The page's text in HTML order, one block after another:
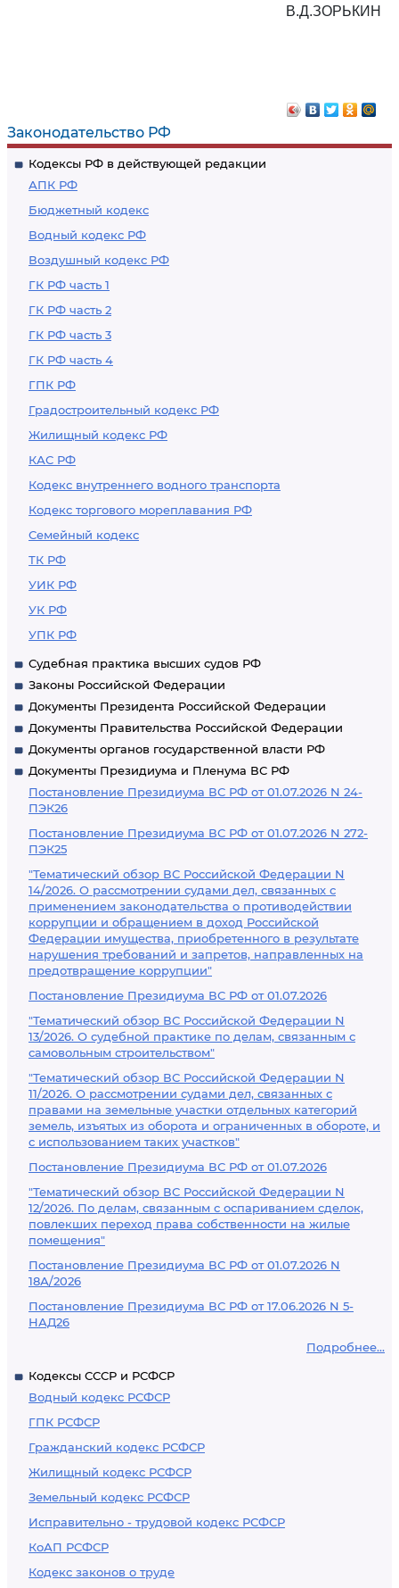
Законодательство РФ
Кодексы РФ в действующей редакции
АПК РФ
Бюджетный кодекс
Водный кодекс РФ
Воздушный кодекс РФ
ГК РФ часть 1
ГК РФ часть 2
ГК РФ часть 3
ГК РФ часть 4
ГПК РФ
Градостроительный кодекс РФ
Жилищный кодекс РФ
КАС РФ
Кодекс внутреннего водного транспорта
Кодекс торгового мореплавания РФ
Семейный кодекс
ТК РФ
УИК РФ
УК РФ
УПК РФ
Судебная практика высших судов РФ
Законы Российской Федерации
Документы Президента Российской Федерации
Документы Правительства Российской Федерации
Документы органов государственной власти РФ
Документы Президиума и Пленума ВС РФ
Постановление Президиума ВС РФ от 01.07.2026 N 24-
ПЭК26
Постановление Президиума ВС РФ от 01.07.2026 N 272-
ПЭК25
"Тематический обзор ВС Российской Федерации N
14/2026. О рассмотрении судами дел, связанных с
применением законодательства о противодействии
коррупции и обращением в доход Российской
Федерации имущества, приобретенного в результате
нарушения требований и запретов, направленных на
предотвращение коррупции"
Постановление Президиума ВС РФ от 01.07.2026
"Тематический обзор ВС Российской Федерации N
13/2026. О судебной практике по делам, связанным с
самовольным строительством"
"Тематический обзор ВС Российской Федерации N
11/2026. О рассмотрении судами дел, связанных с
правами на земельные участки отдельных категорий
земель, изъятых из оборота и ограниченных в обороте, и
с использованием таких участков"
Постановление Президиума ВС РФ от 01.07.2026
"Тематический обзор ВС Российской Федерации N
12/2026. По делам, связанным с оспариванием сделок,
повлекших переход права собственности на жилые
помещения"
Постановление Президиума ВС РФ от 01.07.2026 N
18А/2026
Постановление Президиума ВС РФ от 17.06.2026 N 5-
НАД26
Подробнее...
Кодексы СССР и РСФСР
Водный кодекс РСФСР
ГПК РСФСР
Гражданский кодекс РСФСР
Жилищный кодекс РСФСР
Земельный кодекс РСФСР
Исправительно - трудовой кодекс РСФСР
КоАП РСФСР
Кодекс законов о труде
В.Д.ЗОРЬКИН